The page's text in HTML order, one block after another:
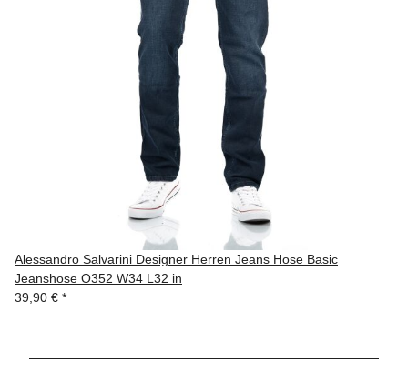
Alessandro Salvarini Designer Herren Jeans Hose Basic
Jeanshose O352 W34 L32 in
39,90 € *